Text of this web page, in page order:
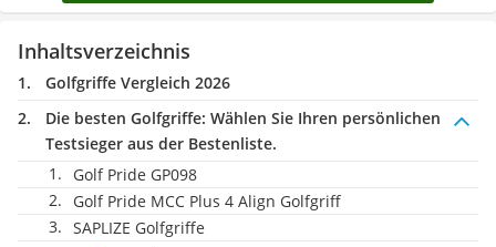
Inhaltsverzeichnis
Golfgriffe Vergleich 2026
Die besten Golfgriffe: Wählen Sie Ihren persönlichen
Testsieger aus der Bestenliste.
Golf Pride GP098
Golf Pride MCC Plus 4 Align Golfgriff
SAPLIZE Golfgriffe